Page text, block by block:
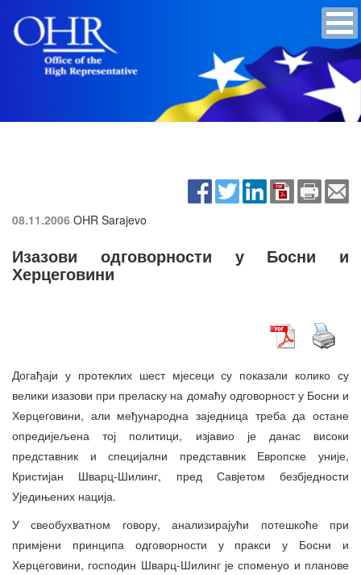
08.11.2006 OHR Sarajevo
Изазови одговорности у Босни и
Херцеговини
Догађаји у протеклих шест мјесеци су показали колико су
велики изазови при преласку на домаћу одговорност у Босни и
Херцеговини, али међународна заједница треба да остане
опредијељена тој политици, изјавио је данас високи
представник и специјални представник Европске уније,
Кристијан Шварц-Шилинг, пред Савјетом безбједности
Уједињених нација.
У свеобухватном говору, анализирајући потешкоће при
примјени принципа одговорности у пракси у Босни и
Херцеговини, господин Шварц-Шилинг је споменуо и планове